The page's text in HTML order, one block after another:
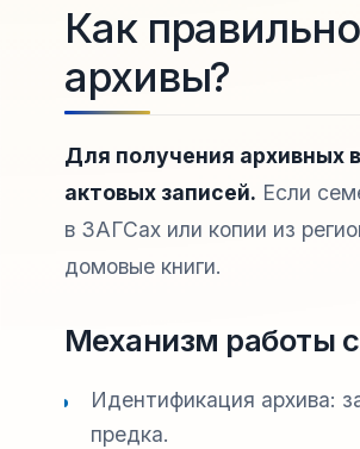
Как
архивы?
Для получения архивных
актовых записей. Если
в ЗАГСах или копии из
домовые книги.
Механизм работы
Идентификация архива:
предка.